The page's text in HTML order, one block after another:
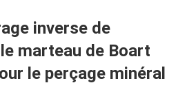
inverse de
marteau de Boart
le perçage minéral